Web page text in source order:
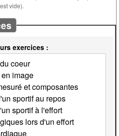
vide).
exercices :